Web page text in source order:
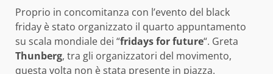
Proprio in concomitanza con l’evento del black
friday è stato organizzato il quarto appuntamento
su scala mondiale dei “fridays for future“. Greta
Thunberg, tra gli organizzatori del movimento,
questa volta non è stata presente in piazza.